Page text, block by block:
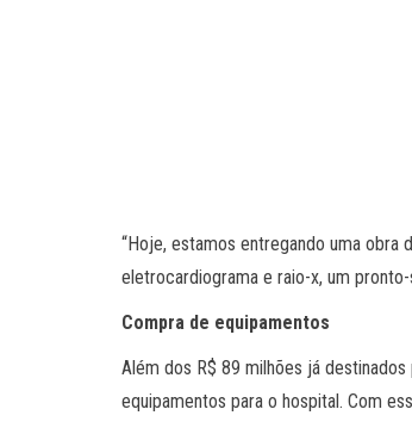
“Hoje, estamos entregando uma obra
eletrocardiograma e raio-x, um
Compra de equipamentos
Além dos R$ 89 milhões já
equipamentos para o hospital. Com